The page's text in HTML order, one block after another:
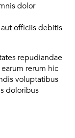
dolor
officiis debitis
repudiandae
rerum hic
voluptatibus
doloribus